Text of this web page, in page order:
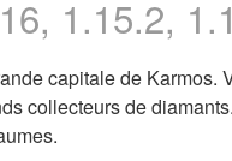
1.15.2,
capitale de
collecteurs de